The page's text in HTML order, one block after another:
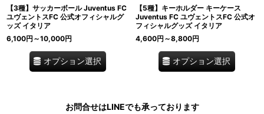
【3種】サッカーボール Juventus FC
ユヴェントスFC 公式オフィシャルグ
ッズ イタリア
6,100円 ～10,000円
オプション選択
【5種】キーホルダー キーケース
Juventus FC ユヴェントスFC 公式オ
フィシャルグッズ イタリア
4,600円 ～8,800円
オプション選択
お問合せはLINEでも承っております